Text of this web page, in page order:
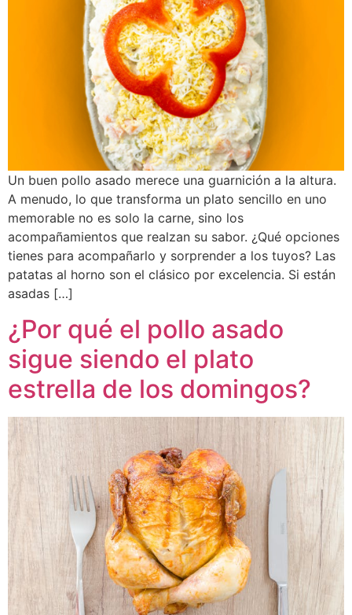
Un buen pollo asado merece una guarnición a la altura.
A menudo, lo que transforma un plato sencillo en uno
memorable no es solo la carne, sino los
acompañamientos que realzan su sabor. ¿Qué opciones
tienes para acompañarlo y sorprender a los tuyos? Las
patatas al horno son el clásico por excelencia. Si están
asadas […]
¿Por qué el pollo asado
sigue siendo el plato
estrella de los domingos?